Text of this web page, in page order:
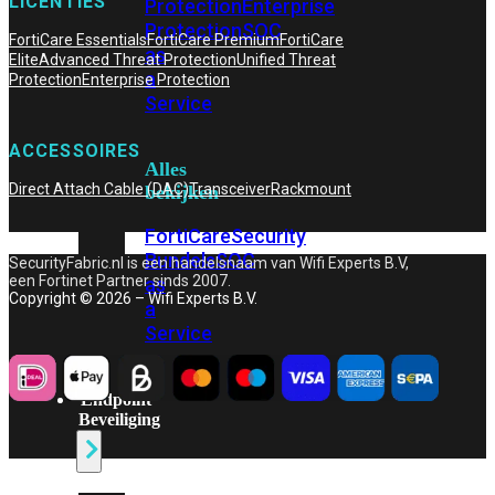
ProtectionEnterprise
ProtectionSOC
as
a
Service
Alles
bekijken
FortiCareSecurity
BundelsSOC
as
a
Service
Endpoint
Beveiliging
FortiCare EssentialsFortiCare PremiumFortiCare
EliteAdvanced Threat ProtectionUnified Threat
ProtectionEnterprise Protection
ACCESSOIRES
Direct Attach Cable (DAC)TransceiverRackmount
SecurityFabric.nl is een handelsnaam van Wifi Experts B.V,
een Fortinet Partner sinds 2007.
Copyright © 2026 – Wifi Experts B.V.